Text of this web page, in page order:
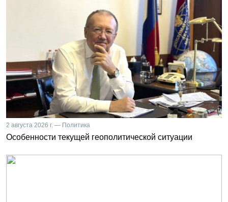
2 августа 2026 г. — Политика
Особенности текущей геополитической ситуации